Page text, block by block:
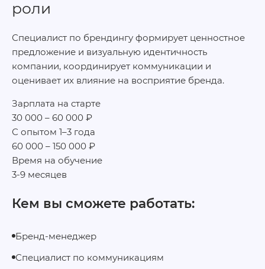
роли
Специалист по брендингу формирует ценностное
предложение и визуальную идентичность
компании, координирует коммуникации и
оценивает их влияние на восприятие бренда.
Зарплата на старте
30 000 – 60 000 ₽
С опытом 1–3 года
60 000 – 150 000 ₽
Время на обучение
3-9 месяцев
Кем вы сможете работать:
Бренд‑менеджер
Специалист по коммуникациям